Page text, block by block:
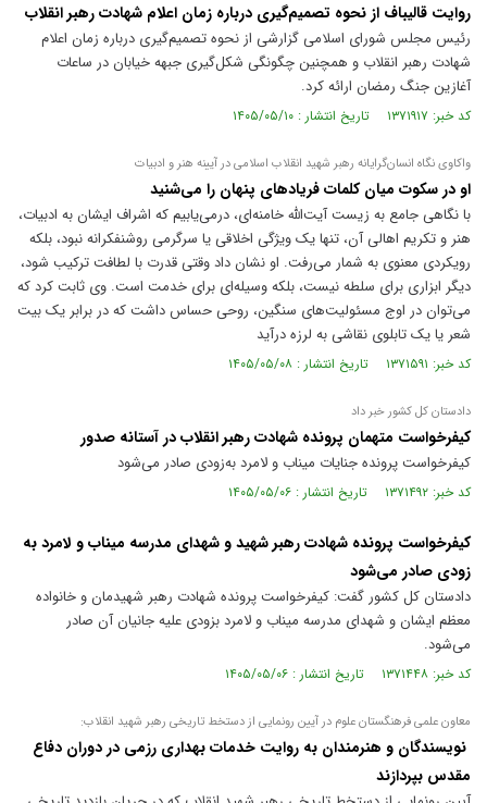
روایت قالیباف از نحوه تصمیم‌گیری درباره زمان اعلام شهادت رهبر انقلاب
رئیس مجلس شورای اسلامی گزارشی از نحوه تصمیم‌گیری درباره زمان اعلام
شهادت رهبر انقلاب و همچنین چگونگی شکل‌گیری جبهه خیابان در ساعات
آغازین جنگ رمضان ارائه کرد.
کد خبر: ۱۳۷۱۹۱۷ تاریخ انتشار : ۱۴۰۵/۰۵/۱۰
واکاوی نگاه انسان‌گرایانه رهبر شهید انقلاب اسلامی در آیینه هنر و ادبیات
او در سکوت میان کلمات فریاد‌های پنهان را می‌شنید
با نگاهی جامع به زیست آیت‌الله خامنه‌ای، درمی‌یابیم که اشراف ایشان به ادبیات،
هنر و تکریم اهالی آن، تنها یک ویژگی اخلاقی یا سرگرمی روشنفکرانه نبود، بلکه
رویکردی معنوی به شمار می‌رفت. او نشان داد وقتی قدرت با لطافت ترکیب شود،
دیگر ابزاری برای سلطه نیست، بلکه وسیله‌ای برای خدمت است. وی ثابت کرد که
می‌توان در اوج مسئولیت‌های سنگین، روحی حساس داشت که در برابر یک بیت
شعر یا یک تابلوی نقاشی به لرزه درآید
کد خبر: ۱۳۷۱۵۹۱ تاریخ انتشار : ۱۴۰۵/۰۵/۰۸
دادستان کل کشور خبر داد
کیفرخواست متهمان پرونده شهادت رهبر انقلاب در آستانه صدور
کیفرخواست پرونده جنایات میناب و لامرد به‌زودی صادر می‌شود
کد خبر: ۱۳۷۱۴۹۲ تاریخ انتشار : ۱۴۰۵/۰۵/۰۶
کیفرخواست پرونده شهادت رهبر شهید و شهدای مدرسه میناب و لامرد به
زودی صادر می‌شود
دادستان کل کشور گفت: کیفرخواست پرونده شهادت رهبر شهیدمان و خانواده
معظم ایشان و شهدای مدرسه میناب و لامرد بزودی علیه جانیان آن صادر
می‌شود.
کد خبر: ۱۳۷۱۴۴۸ تاریخ انتشار : ۱۴۰۵/۰۵/۰۶
معاون علمی فرهنگستان علوم در آیین رونمایی از دستخط تاریخی رهبر شهید انقلاب:
نویسندگان و هنرمندان به روایت خدمات بهداری رزمی در دوران دفاع
مقدس بپردازند